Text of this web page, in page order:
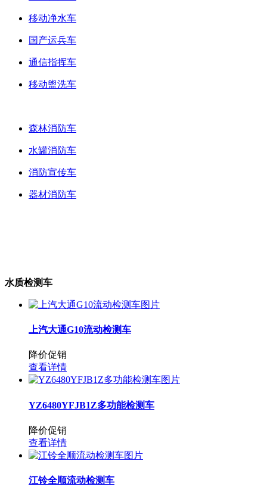
移动净水车
国产运兵车
通信指挥车
移动盥洗车
森林消防车
水罐消防车
消防宣传车
器材消防车
水质检测车
上汽大通G10流动检测车
降价促销
查看详情
YZ6480YFJB1Z多功能检测车
降价促销
查看详情
江铃全顺流动检测车